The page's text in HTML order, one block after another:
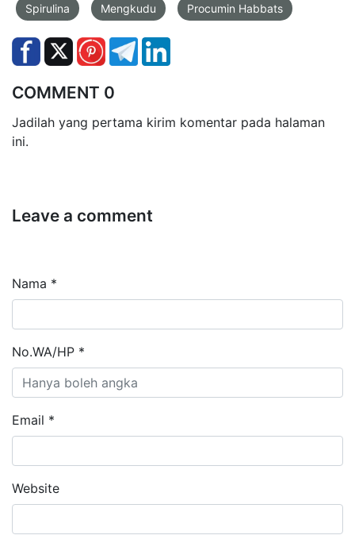
Spirulina Mengkudu Procumin Habbats
COMMENT 0
Jadilah yang pertama kirim komentar pada halaman
ini.
Leave a comment
Nama *
No.WA/HP *
Email *
Website